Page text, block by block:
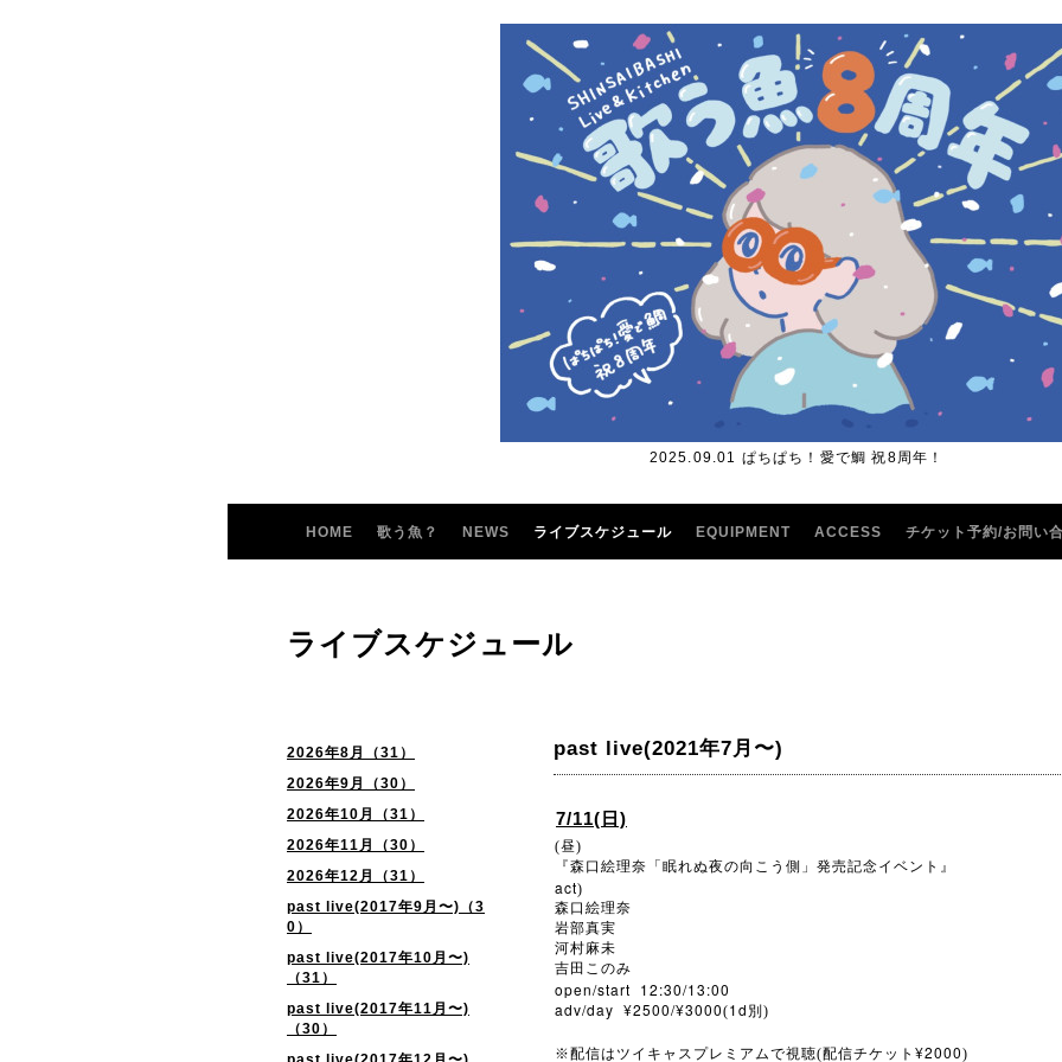
2025.09.01 ぱちぱち！愛で鯛 祝8周年！
HOME 歌う魚？ NEWS ライブスケジュール EQUIPMENT ACCESS チケット予約/お問い
2026年8月（31）
2026年9月（30）
2026年10月（31）
2026年11月（30）
2026年12月（31）
past live(2017年9月〜)（3
0）
past live(2017年10月〜)
（31）
past live(2017年11月〜)
（30）
ライブスケジュール
past live(2021年7月〜)
7/11(日)
(昼)
『森口絵理奈「眠れぬ夜の向こう側」発売記念イベント』
act)
森口絵理奈
岩部真実
河村麻未
吉田このみ
open/start 12:30/13:00
adv/day ¥2500/¥3000(1d 別)
※配信はツイキャスプレミアムで視聴(配信チケット ¥2000)